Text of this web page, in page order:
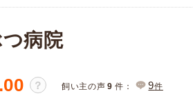
病院
？ 飼い主の声 9 件： 9件